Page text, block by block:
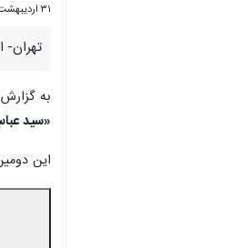
۳۱ اردیبهشت ۱۴۰۵، ۱۰:۴۲